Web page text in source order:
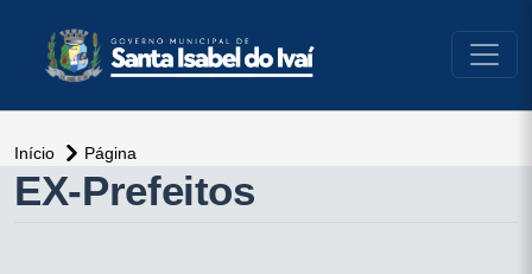
Início
Página
conteúdo
principal
EX-Prefeitos